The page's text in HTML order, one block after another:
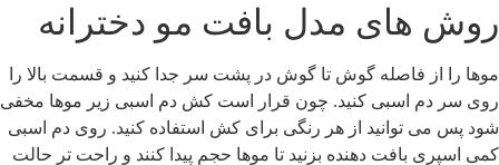
های مدل بافت مو دخترانه
را از فاصله گوش تا گوش در پشت سر جدا کنید و قسمت بالا را
سر دم اسبی کنید. چون قرار است کش دم اسبی زیر موها مخفی
پس می توانید از هر رنگی برای کش استفاده کنید. روی دم اسبی
اسپری بافت دهنده بزنید تا موها حجم پیدا کنند و راحت تر حالت